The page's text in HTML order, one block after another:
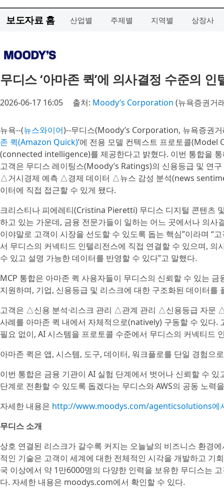
보도자료 홈 산업별 주제별 지역별 상장사
무디스 ‘아마존 퀵’에 의사결정 수준의
2026-06-17 16:05 출처: Moody’s Corporation (뉴욕증권거
뉴욕--(뉴스와이어)--무디스(Moody’s Corporation, 뉴욕증권
존 퀵(Amazon Quick)’에 전용 모델 컨텍스트 프로토콜
(connected intelligence)를 제공한다고 밝혔다. 이번 통합을
고객은 무디스 레이팅스(Moody’s Ratings)의 신용등급 및
△거시경제 예측 △경제 데이터 △뉴스 감성 분석(news
이터에 직접 접근할 수 있게 됐다.
크리스티나 피에레티(Cristina Pieretti) 무디스 디지털 콘텐츠
하고 있는 가운데, 금융 전문가들이 일하는 어느 곳에서나 의
이야말로 고객이 시장을 선도할 수 있도록 돕는 핵심”이라며 “
서 무디스의 커넥티드 인텔리전스에 직접 연결할 수 있으며,
수 있고 설명 가능한 데이터를 반영할 수 있다”고 말했다.
MCP 통합은 아마존 퀵 사용자들이 무디스의 신뢰할 수 있는
지원하며, 기업, 신용등급 및 리스크에 대한 구조화된 데이터
고객은 △신용 분석·리스크 관리 △관계 관리 △신용등급 자문
사례를 아마존 퀵 내에서 자체적으로(natively) 구동할 수 있다
필요 없이, AI 시스템을 프로토콜 수준에서 무디스의 커넥티드
아마존 퀵은 앱, 시스템, 도구, 데이터, 워크플로를 단일 경험으
이번 통합은 금융 기관이 AI 실험 단계에서 벗어나 신뢰할 수
단계로 전환할 수 있도록 돕겠다는 무디스와 AWS의 공동 노력
자세한 내용은 http://www.moodys.com/agenticsolutions에
무디스 소개
상호 연결된 리스크가 갈수록 커지는 오늘날의 비즈니스 환경
적인 기술은 고객이 세계에 대한 전체적인 시각을 개발하고 기
국 이상에서 약 1만6000명의 다양한 인력을 보유한 무디스는
다. 자세한 내용은 moodys.com에서 확인할 수 있다.